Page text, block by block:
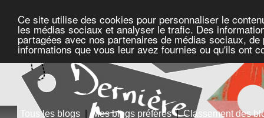
Ce site utilise des cookies pour personnaliser le
les médias sociaux et analyser le trafic. Des
partagées avec nos partenaires de médias sociaux,
informations que vous leur avez fournies ou qu'ils ont
Tous les blogs | Mes blogs préférés|Classement des